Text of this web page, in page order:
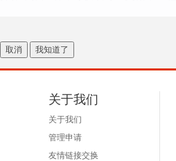
取消 我知道了
关于我们
关于我们
管理申请
友情链接交换